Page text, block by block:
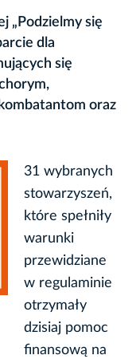
„Podzielmy się
dla
się
oraz
31 wybranych
stowarzyszeń,
które spełniły
warunki
przewidziane
w regulaminie
otrzymały
dzisiaj pomoc
finansową na